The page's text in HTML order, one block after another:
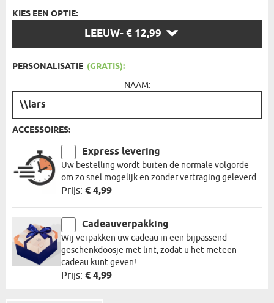
KIES EEN OPTIE:
LEEUW- € 12,99
OPTIE:
PERSONALISATIE (GRATIS):
NAAM:
ACCESSOIRES:
Express levering
Uw bestelling wordt buiten de normale volgorde
om zo snel mogelijk en zonder vertraging geleverd.
Prijs: € 4,99
Cadeauverpakking
Wij verpakken uw cadeau in een bijpassend
geschenkdoosje met lint, zodat u het meteen
cadeau kunt geven!
Prijs: € 4,99